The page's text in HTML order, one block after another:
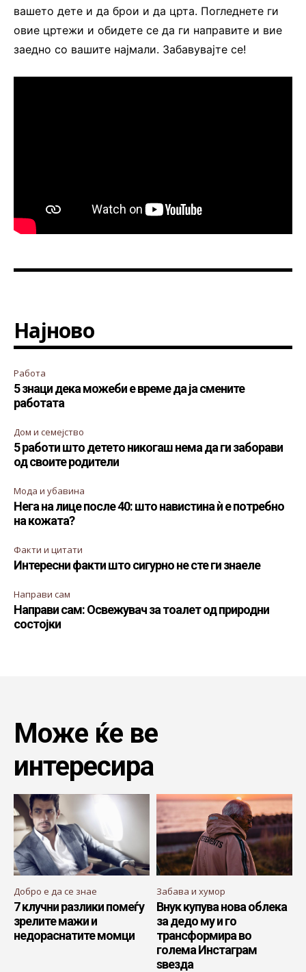
вашето дете и да брои и да црта. Погледнете ги
овие цртежи и обидете се да ги направите и вие
заедно со вашите најмали. Забавувајте се!
Најново
Работа
5 знаци дека можеби е време да ја смените
работата
Дом и семејство
5 работи што детето никогаш нема да ги заборави
од своите родители
Мода и убавина
Нега на лице после 40: што навистина ѝ е потребно
на кожата?
Факти и цитати
Интересни факти што сигурно не сте ги знаеле
Направи сам
Направи сам: Освежувач за тоалет од природни
состојки
Може ќе ве
интересира
Добро е да се знае
7 клучни разлики помеѓу
зрелите мажи и
недораснатите момци
Забава и хумор
Внук купува нова облека
за дедо му и го
трансформира во
голема Инстаграм
ѕвезда